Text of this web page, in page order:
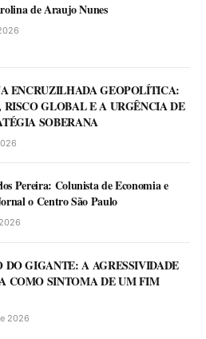
de Araujo Nunes
ENCRUZILHADA GEOPOLÍTICA:
RISCO GLOBAL E A URGÊNCIA DE
SOBERANA
Pereira: Colunista de Economia e
o Centro São Paulo
DO GIGANTE: A AGRESSIVIDADE
COMO SINTOMA DE UM FIM
2026